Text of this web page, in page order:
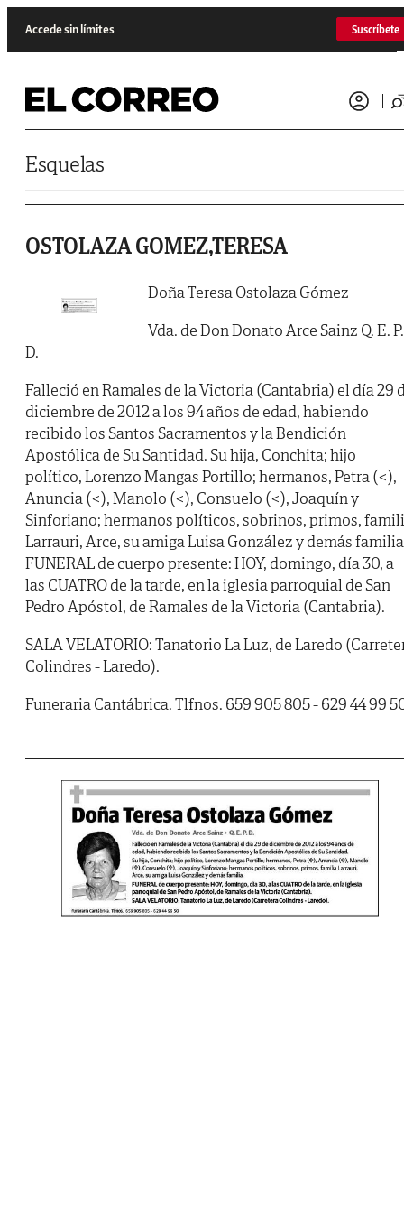
Accede sin límites Suscríbete
Esquelas
OSTOLAZA GOMEZ,TERESA
Doña Teresa Ostolaza Gómez
Vda. de Don Donato Arce Sainz Q. E. P.
D.
Falleció en Ramales de la Victoria (Cantabria) el día 29
diciembre de 2012 a los 94 años de edad, habiendo
recibido los Santos Sacramentos y la Bendición
Apostólica de Su Santidad. Su hija, Conchita; hijo
político, Lorenzo Mangas Portillo; hermanos, Petra (<),
Anuncia (<), Manolo (<), Consuelo (<), Joaquín y
Sinforiano; hermanos políticos, sobrinos, primos,
Larrauri, Arce, su amiga Luisa González y demás
FUNERAL de cuerpo presente: HOY, domingo, día 30, a
las CUATRO de la tarde, en la iglesia parroquial de San
Pedro Apóstol, de Ramales de la Victoria (Cantabria).
SALA VELATORIO: Tanatorio La Luz, de Laredo
Colindres - Laredo).
Funeraria Cantábrica. Tlfnos. 659 905 805 - 629 44 99